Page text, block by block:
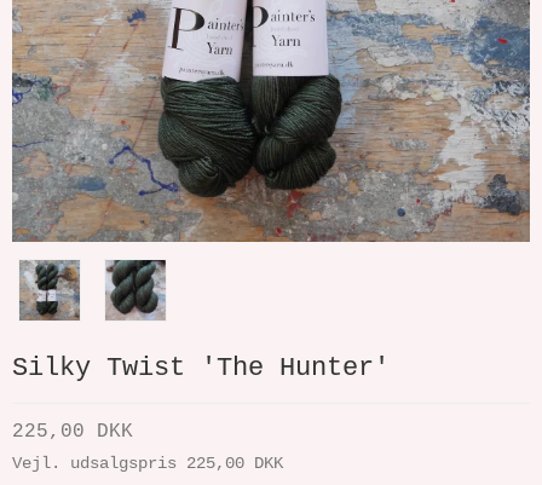
Silky Twist 'The Hunter'
225,00 DKK
Vejl. udsalgspris 225,00 DKK